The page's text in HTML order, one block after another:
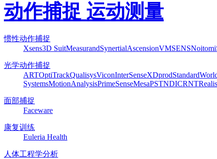
动作捕捉 运动测量
惯性动作捕捉
Xsens3D SuitMeasurandSynertialAscensionVMSENSNoitom
光学动作捕捉
ARTOptiTrackQualisysViconInterSenseXDprodStandard
SystemsMotionAnalysisPrimeSenseMesaPSTNDICRNTRealis
面部捕捉
Faceware
康复训练
Euleria Health
人体工程学分析